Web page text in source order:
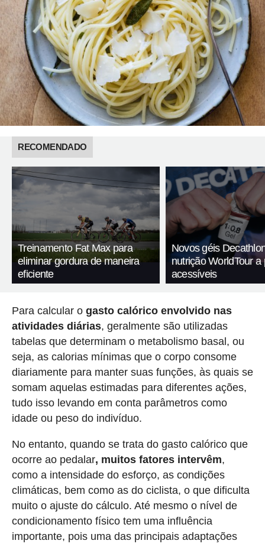
RECOMENDADO
Treinamento Fat Max para
eliminar gordura de maneira
eficiente
Novos géis
nutrição WorldTour a
acessíveis
Para calcular o gasto calórico envolvido nas
atividades diárias, geralmente são utilizadas
tabelas que determinam o metabolismo basal, ou
seja, as calorias mínimas que o corpo consome
diariamente para manter suas funções, às quais se
somam aquelas estimadas para diferentes ações,
tudo isso levando em conta parâmetros como
idade ou peso do indivíduo.
No entanto, quando se trata do gasto calórico que
ocorre ao pedalar, muitos fatores intervêm,
como a intensidade do esforço, as condições
climáticas, bem como as do ciclista, o que dificulta
muito o ajuste do cálculo. Até mesmo o nível de
condicionamento físico tem uma influência
importante, pois uma das principais adaptações